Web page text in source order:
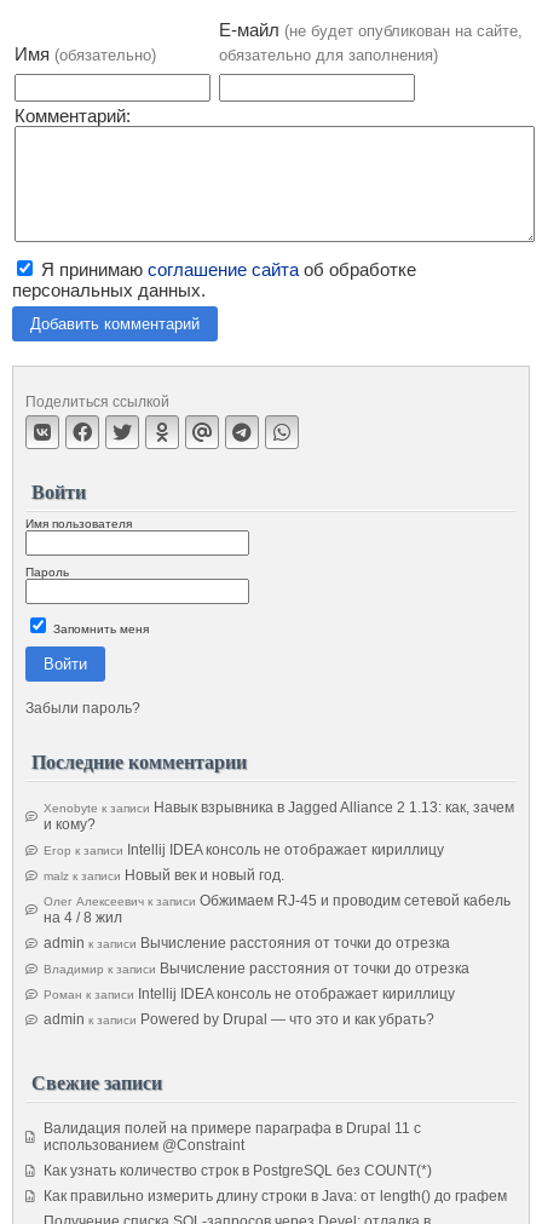
Имя (обязательно)
Е-майл (не будет опубликован на сайте,
обязательно для заполнения)
Комментарий:
Я принимаю соглашение сайта об обработке
персональных данных.
Добавить комментарий
Поделиться ссылкой
Войти
Имя пользователя
Пароль
Запомнить меня
Войти
Забыли пароль?
Последние комментарии
Xenobyte к записи Навык взрывника в Jagged Alliance 2 1.13: как, зачем
и кому?
Егор к записи Intellij IDEA консоль не отображает кириллицу
malz к записи Новый век и новый год.
Олег Алексеевич к записи Обжимаем RJ-45 и проводим сетевой кабель
на 4 / 8 жил
admin к записи Вычисление расстояния от точки до отрезка
Владимир к записи Вычисление расстояния от точки до отрезка
Роман к записи Intellij IDEA консоль не отображает кириллицу
admin к записи Powered by Drupal — что это и как убрать?
Свежие записи
Валидация полей на примере параграфа в Drupal 11 с
использованием @Constraint
Как узнать количество строк в PostgreSQL без COUNT(*)
Как правильно измерить длину строки в Java: от length() до графем